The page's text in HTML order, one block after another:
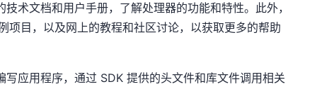
术文档和用户手册，了解处理器的功能和特性。此外，
项目，以及网上的教程和社区讨论，以获取更多的帮助
应用程序，通过 SDK 提供的头文件和库文件调用相关